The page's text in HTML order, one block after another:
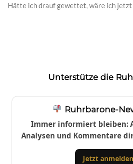
Hätte ich drauf gewettet, wäre ich jetzt
Unterstütze die
Ruhrbarone-
Immer informiert bleiben:
Analysen und Kommentare
Jetzt anmelden